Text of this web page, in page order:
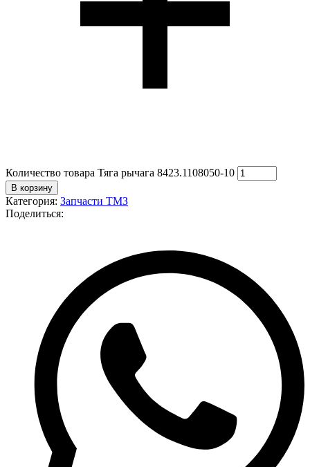
Количество товара Тяга рычага 8423.1108050-10
В корзину
Категория: Запчасти ТМЗ
Поделиться: